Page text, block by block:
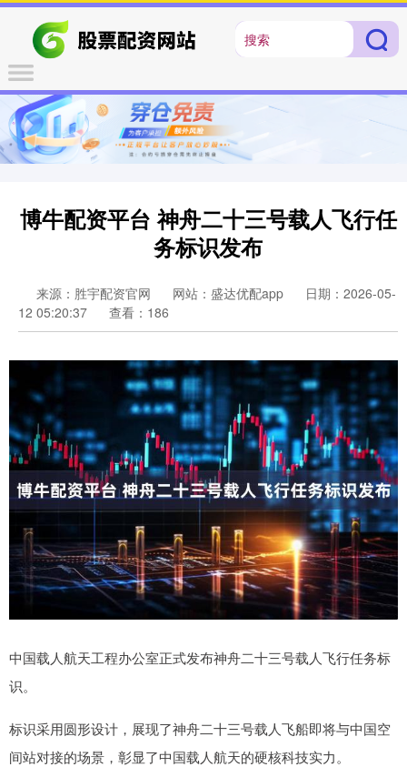
博牛配资平台 神舟二十三号载人飞行任
务标识发布
来源：胜宇配资官网 网站：盛达优配app
日期：2026-05-
12 05:20:37
查看：186
中国载人航天工程办公室正式发布神舟二十三号载人飞行任务标
识。
标识采用圆形设计，展现了神舟二十三号载人飞船即将与中国空
间站对接的场景，彰显了中国载人航天的硬核科技实力。